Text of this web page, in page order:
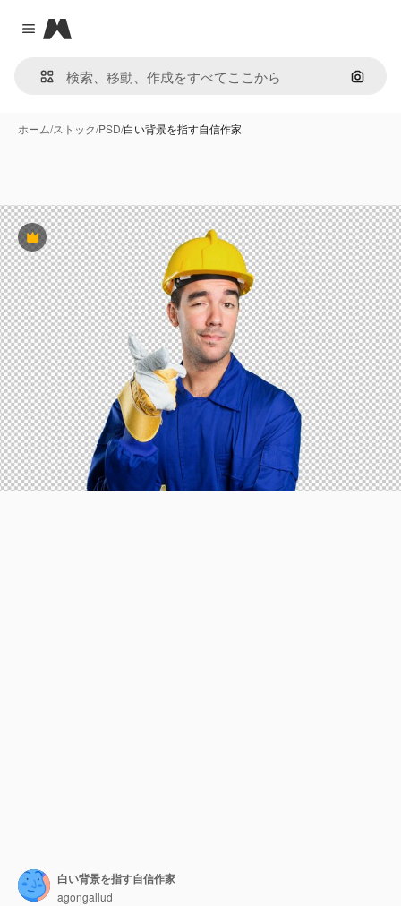
Close menu
Magnific
画像で
ホーム/ストック/PSD/白い背景を指す自信作家
Premium
白い背景を指す自信作家
agongallud